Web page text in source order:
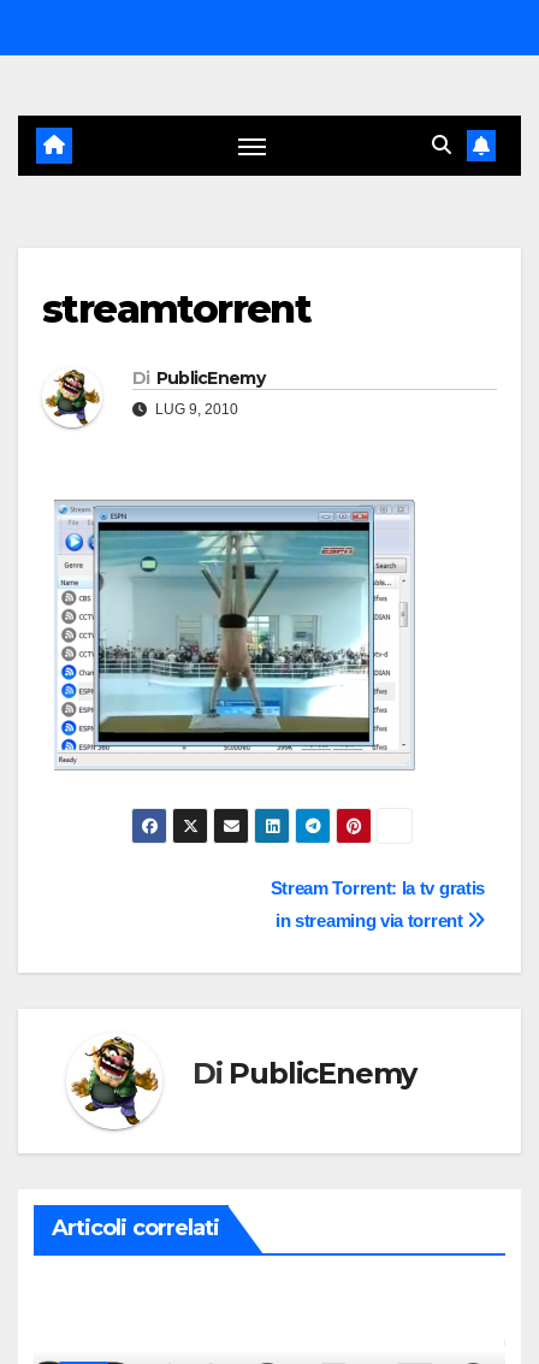
al
streamtorrent
Di PublicEnemy
LUG 9, 2010
NavigazioneStream Torrent: la tv gratis
in streaming via torrent
Di PublicEnemy
Articoli correlati